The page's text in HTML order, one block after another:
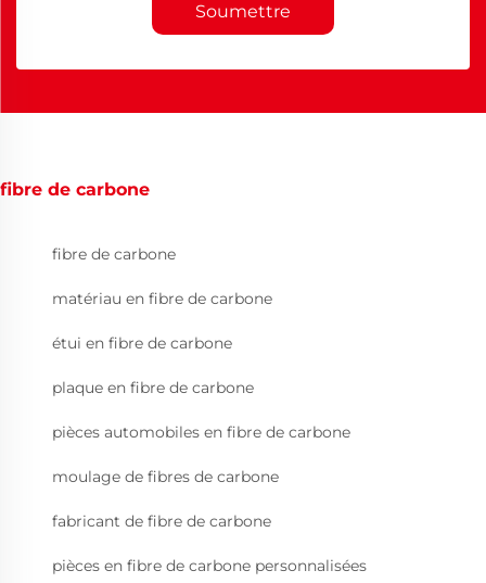
Soumettre
fibre de carbone
fibre de carbone
matériau en fibre de carbone
étui en fibre de carbone
plaque en fibre de carbone
pièces automobiles en fibre de carbone
moulage de fibres de carbone
fabricant de fibre de carbone
pièces en fibre de carbone personnalisées